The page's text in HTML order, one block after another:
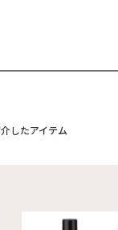
したアイテム